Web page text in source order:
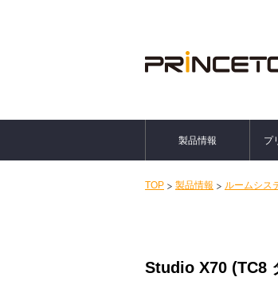
製品情報 プ
TOP 製品情報 ルームシス
Studio X70 (TC8